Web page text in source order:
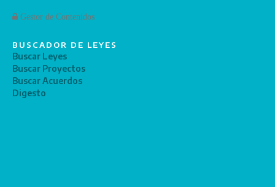
Gestor de Contenidos
BUSCADOR DE LEYES
Buscar Leyes
Buscar Proyectos
Buscar Acuerdos
Digesto